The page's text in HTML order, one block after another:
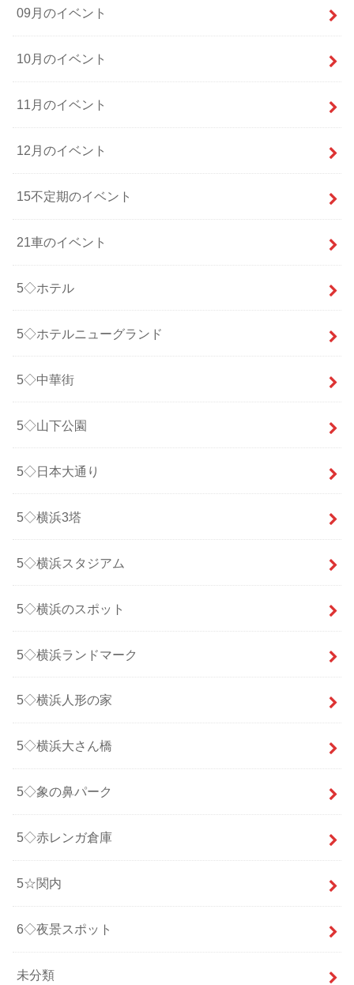
09月のイベント
10月のイベント
11月のイベント
12月のイベント
15不定期のイベント
21車のイベント
5◇ホテル
5◇ホテルニューグランド
5◇中華街
5◇山下公園
5◇日本大通り
5◇横浜3塔
5◇横浜スタジアム
5◇横浜のスポット
5◇横浜ランドマーク
5◇横浜人形の家
5◇横浜大さん橋
5◇象の鼻パーク
5◇赤レンガ倉庫
5☆関内
6◇夜景スポット
未分類